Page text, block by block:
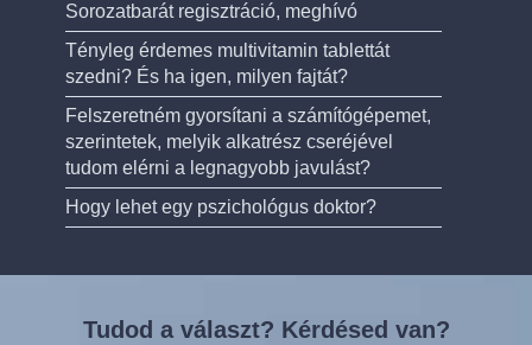
Sorozatbarát regisztráció, meghívó
Tényleg érdemes multivitamin tablettát
szedni? És ha igen, milyen fajtát?
Felszeretném gyorsítani a számítógépemet,
szerintetek, melyik alkatrész cseréjével
tudom elérni a legnagyobb javulást?
Hogy lehet egy pszichológus doktor?
Tudod a választ? Kérdésed van?